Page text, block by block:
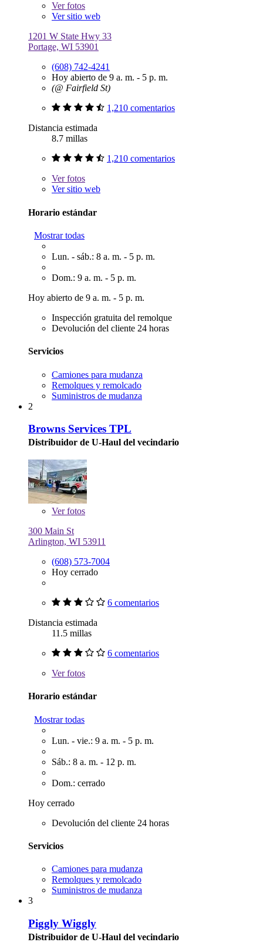
Verfotos
Ver sitio web
1201 W State Hwy 33
Portage, WI 53901
(608) 742-4241
Hoy abierto de 9 a. m. - 5 p. m.
(@ Fairfield St)
1,210 comentarios
Distancia estimada
8.7 millas
1,210 comentarios
Verfotos
Ver sitio web
Horario estándar
Mostrar todas
Lun. - sáb.: 8 a. m. - 5 p. m.
Dom.: 9 a. m. - 5 p. m.
Hoy abierto de 9 a. m. - 5 p. m.
Inspección gratuita del remolque
Devolución del cliente 24 horas
Servicios
Camiones para mudanza
Remolques y remolcado
Suministros de mudanza
2
Browns Services TPL
Distribuidor de U-Haul del vecindario
Verfotos
300 Main St
Arlington, WI 53911
(608) 573-7004
Hoy cerrado
6 comentarios
Distancia estimada
11.5 millas
6 comentarios
Verfotos
Horario estándar
Mostrar todas
Lun. - vie.: 9 a. m. - 5 p. m.
Sáb.: 8 a. m. - 12 p. m.
Dom.: cerrado
Hoy cerrado
Devolución del cliente 24 horas
Servicios
Camiones para mudanza
Remolques y remolcado
Suministros de mudanza
3
Piggly Wiggly
Distribuidor de U-Haul del vecindario